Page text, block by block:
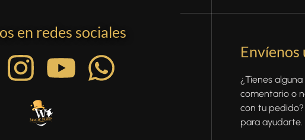
en redes sociales
Envíenos
¿Tienes
comentario o
con tu
para ayudarte.